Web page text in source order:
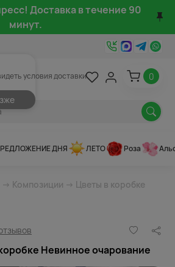
Доставка в течение 90
минут.
условия доставки 0
ДНЯ ЛЕТО Роза
→ Композиции → Цветы в коробке
Невинное очарование